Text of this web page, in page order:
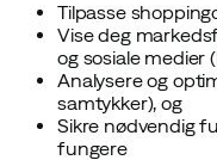
Tilpasse
Vise deg
og sosiale medier
Analysere og
samtykker), og
Sikre nødvendig
fungere